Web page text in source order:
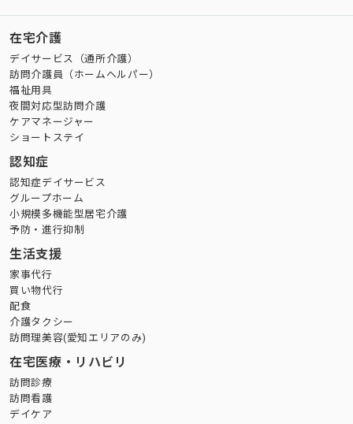
在宅介護
デイサービス（通所介護）
訪問介護員（ホームヘルパー）
福祉用具
夜間対応型訪問介護
ケアマネージャー
ショートステイ
認知症
認知症デイサービス
グループホーム
小規模多機能型居宅介護
予防・進行抑制
生活支援
家事代行
買い物代行
配食
介護タクシー
訪問理美容(愛知エリアのみ)
在宅医療・リハビリ
訪問診療
訪問看護
デイケア